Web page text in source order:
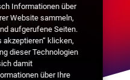
Informationen über
Website sammeln,
aufgerufene Seiten.
akzeptieren“ klicken,
dieser Technologien
damit
über Ihre